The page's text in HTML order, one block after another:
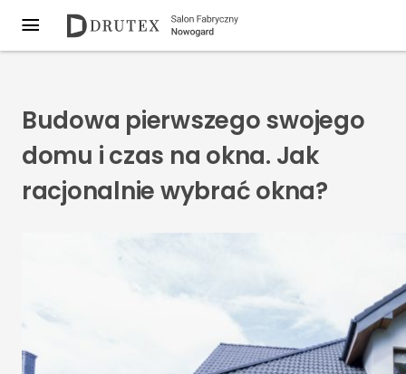
Budowa pierwszego swojego
domu i czas na okna. Jak
racjonalnie wybrać okna?